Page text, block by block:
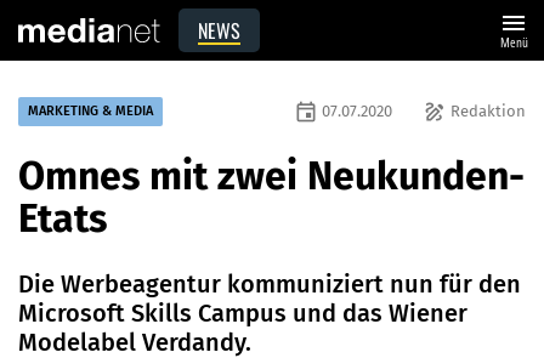
NEWS menu
Menü
MARKETING & MEDIA draw Redaktion
event 07.07.2020
Omnes mit zwei Neukunden-
Etats
Die Werbeagentur kommuniziert nun für den
Microsoft Skills Campus und das Wiener
Modelabel Verdandy.